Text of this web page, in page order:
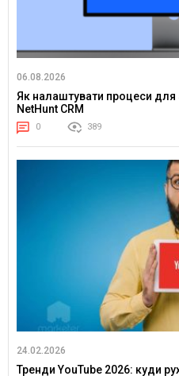
06.08.2026
Як налаштувати процеси для
NetHunt CRM
0 389
24.02.2026
Тренди YouTube 2026: куди